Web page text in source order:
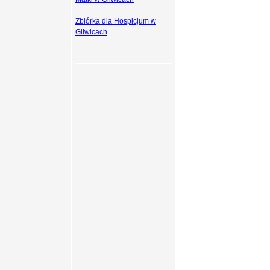
Zbiórka dla Hospicjum w
Gliwicach